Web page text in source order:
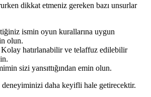
dikkat etmeniz gereken bazı unsurlar
ismin oyun kurallarına uygun
olun.
Kolay hatırlanabilir ve telaffuz edilebilir
sizi yansıttığından emin olun.
daha keyifli hale getirecektir.